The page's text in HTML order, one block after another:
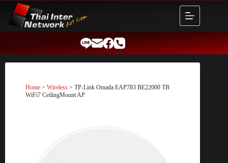
content
Home > Wireless > TP-Link Omada EAP783 BE22000 TB
WiFi7 CeilingMount AP